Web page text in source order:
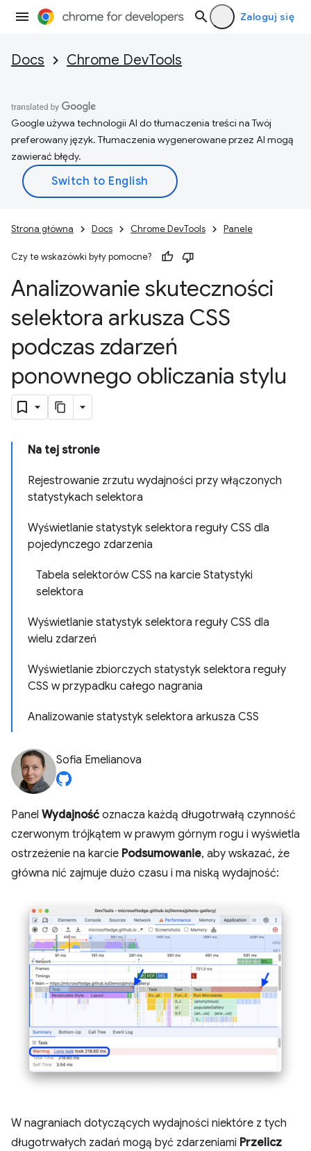
Zaloguj się
Docs Chrome DevTools
Google używa technologii AI do tłumaczenia treści na Twój
preferowany język. Tłumaczenia wygenerowane przez AI mogą
zawierać błędy.
Strona główna Docs Chrome DevTools Panele
Czy te wskazówki były pomocne?
Analizowanie skuteczności
selektora arkusza CSS
podczas zdarzeń
ponownego obliczania stylu
Na tej stronie
Rejestrowanie zrzutu wydajności przy włączonych
statystykach selektora
Wyświetlanie statystyk selektora reguły CSS dla
pojedynczego zdarzenia
Tabela selektorów CSS na karcie Statystyki
selektora
Wyświetlanie statystyk selektora reguły CSS dla
wielu zdarzeń
Wyświetlanie zbiorczych statystyk selektora reguły
CSS w przypadku całego nagrania
Analizowanie statystyk selektora arkusza CSS
Sofia Emelianova
Panel Wydajność oznacza każdą długotrwałą czynność
czerwonym trójkątem w prawym górnym rogu i wyświetla
ostrzeżenie na karcie Podsumowanie, aby wskazać, że
główna nić zajmuje dużo czasu i ma niską wydajność:
W nagraniach dotyczących wydajności niektóre z tych
długotrwałych zadań mogą być zdarzeniami Przelicz